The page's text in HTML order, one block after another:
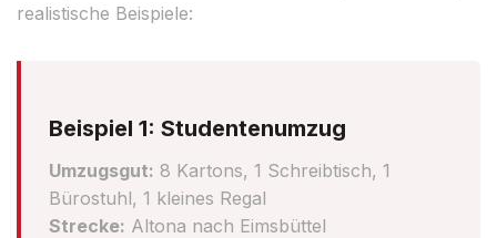
realistische Beispiele:
Beispiel 1: Studentenumzug
Umzugsgut: 8 Kartons, 1 Schreibtisch, 1
Bürostuhl, 1 kleines Regal
Strecke: Altona nach Eimsbüttel